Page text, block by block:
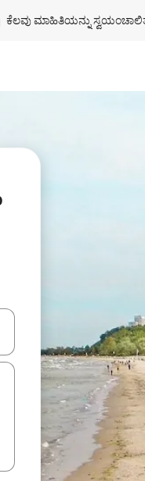
ಕೆಲವು ಮಾಹಿತಿಯನ್ನು
ನ್ಯಾವಿಗೇಟ್ ಮಾಡಿ ಅಥವಾ